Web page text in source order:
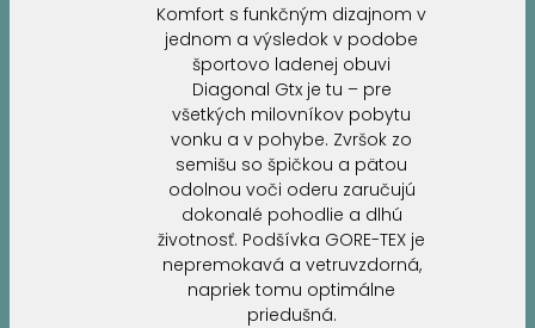
Komfort s funkčným dizajnom v
jednom a výsledok v podobe
športovo ladenej obuvi
Diagonal Gtx je tu – pre
všetkých milovníkov pobytu
vonku a v pohybe. Zvršok zo
semišu so špičkou a pätou
odolnou voči oderu zaručujú
dokonalé pohodlie a dlhú
životnosť. Podšívka GORE-TEX je
nepremokavá a vetruvzdorná,
napriek tomu optimálne
priedušná.